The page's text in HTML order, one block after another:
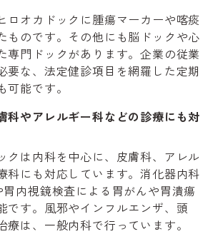
ロオカドックに腫瘍マーカーや喀痰
ものです。その他にも脳ドックや心
専門ドックがあります。企業の従業
要な、法定健診項目を網羅した定期
能です。
科やアレルギー科などの診療にも対
クは内科を中心に、皮膚科、アレル
科にも対応しています。消化器内科
内視鏡検査による胃がんや胃潰瘍
です。風邪やインフルエンザ、頭
療は、一般内科で行っています。